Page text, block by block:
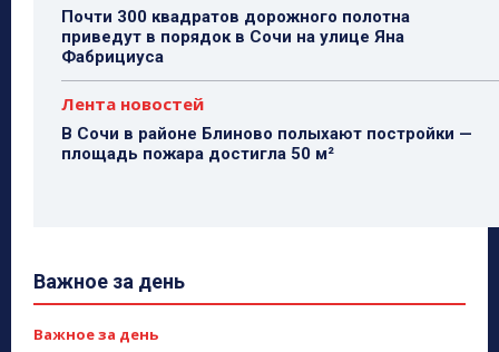
Почти 300 квадратов дорожного полотна
приведут в порядок в Сочи на улице Яна
Фабрициуса
Лента новостей
В Сочи в районе Блиново полыхают постройки —
площадь пожара достигла 50 м²
Важное за день
Важное за день